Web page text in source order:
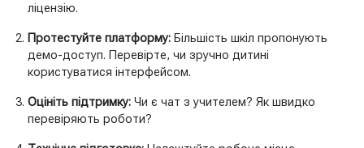
ліцензію.
Протестуйте платформу:Більшість шкіл пропонують
демо-доступ. Перевірте, чи зручно дитині
користуватися інтерфейсом.
Оцініть підтримку:Чи є чат з учителем? Як швидко
перевіряють роботи?